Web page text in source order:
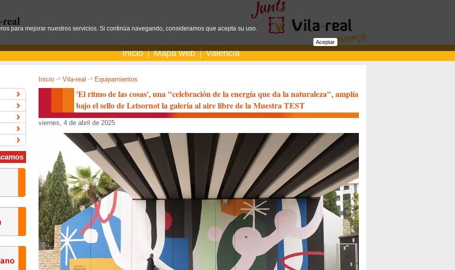
Inicio Mapa web Valencià
Inicio -> Vila-real -> Equipamientos
'El ritmo de las cosas', una "celebración de la energía que da la naturaleza", amplía
bajo el sello de Letsornot la galería al aire libre de la Muestra TEST
viernes, 4 de abril de 2025
para mejorar nuestros servicios. Si continúa navegando, consideramos que acepta su uso.
Aceptar